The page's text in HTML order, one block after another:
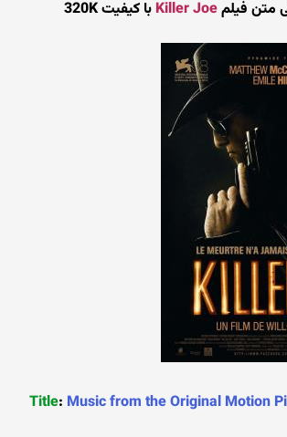
متن فیلم با کیفیت 320K
Title: Music from the Original Motion